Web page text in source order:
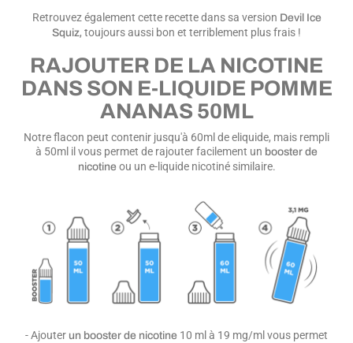
Retrouvez également cette recette dans sa version Devil Ice
Squiz, toujours aussi bon et terriblement plus frais !
RAJOUTER DE LA NICOTINE
DANS SON E-LIQUIDE POMME
ANANAS 50ML
Notre flacon peut contenir jusqu'à 60ml de eliquide, mais rempli
à 50ml il vous permet de rajouter facilement un booster de
nicotine ou un e-liquide nicotiné similaire.
- Ajouter un booster de nicotine 10 ml à 19 mg/ml vous permet